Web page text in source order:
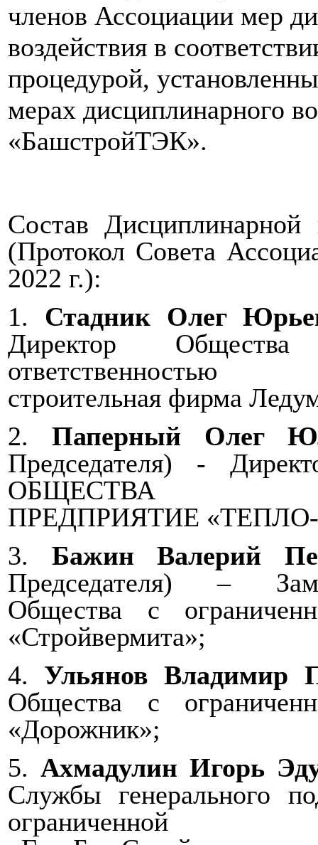
членов Ассоциации мер
воздействия в
процедурой,
мерах дисциплинарного
«БашстройТЭК».
Состав Дисциплинарной
(Протокол Совета
2022 г.):
1. Стадник Олег
Директор
ответственностью
строительная фирма
2. Паперный Олег
Председателя) -
ОБЩЕСТВА
ПРЕДПРИЯТИЕ
3. Бажин Валерий
Председателя) –
Общества с
«Стройвермита»;
4. Ульянов Владимир
Общества с
«Дорожник»;
5. Ахмадулин Игорь
Службы генерального
ограниченной